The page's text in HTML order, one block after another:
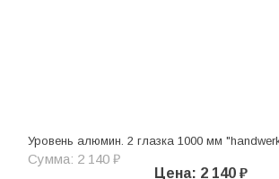
Уровень алюмин. 2 глазка 1000 мм
Сумма: 2 140 ₽
Цена: 2 140 ₽